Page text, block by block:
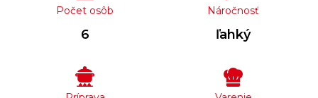
Počet osôb
6
Náročnosť
ľahký